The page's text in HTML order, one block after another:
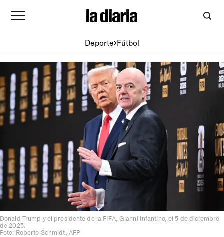
Deporte Fútbol
Donald Trump y el presidente de la FIFA, Gianni Infantino, el 5 de diciembre
de 2025.
Foto: Roberto Schmidt, AFP